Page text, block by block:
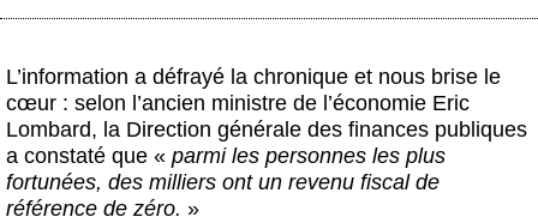
L’information a défrayé la chronique et nous brise le
cœur : selon l’ancien ministre de l’économie Eric
Lombard, la Direction générale des finances publiques
a constaté que « parmi les personnes les plus
fortunées, des milliers ont un revenu fiscal de
référence de zéro. »